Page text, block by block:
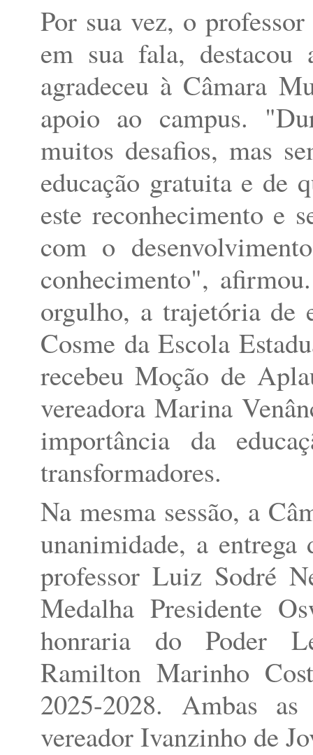
Por sua vez, o
em sua fala, destacou
agradeceu à Câmara
apoio ao campus.
muitos desafios, mas
educação gratuita e de
este reconhecimento e
com o
conhecimento",
orgulho, a trajetória de
Cosme da Escola
recebeu Moção de
vereadora Marina
importância da
transformadores.
Na mesma sessão, a
unanimidade, a
professor Luiz Sodré
Medalha Presidente
honraria do Poder
Ramilton Marinho
2025-2028. Ambas
vereador Ivanzinho de